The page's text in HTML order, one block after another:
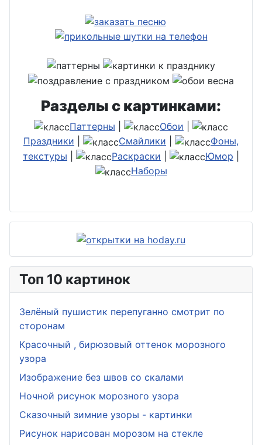
Разделы с картинками:
Паттерны Обои
Праздники
Смайлики
Фоны,
текстуры
Раскраски Юмор
Наборы
Топ 10 картинок
Зелёный пушистик перепуганно смотрит по
сторонам
Красочный , бирюзовый оттенок морозного
узора
Изображение без швов со скалами
Ночной рисунок морозного узора
Сказочный зимние узоры - картинки
Рисунок нарисован морозом на стекле